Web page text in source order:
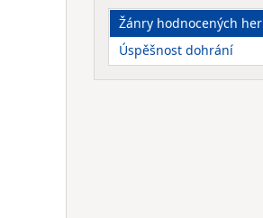
Žánry hodnocených her
Úspěšnost dohrání